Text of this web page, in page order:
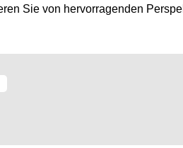
Sie von hervorragenden